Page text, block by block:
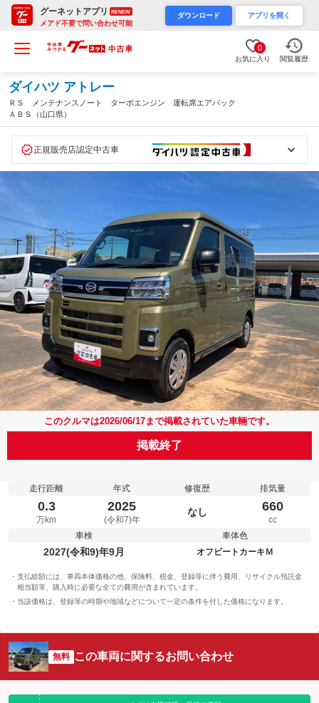
グーネットアプリ RENEW
メアド不要で問い合わせ可能
ダウンロード アプリを開く
0
お気に入り 閲覧履歴
ダイハツ アトレー
ＲＳ メンテナンスノート ターボエンジン 運転席エアバック
ＡＢＳ（山口県）
正規販売店認定中古車
このクルマは2026/06/17まで掲載されていた車輛です。
掲載終了
走行距離
0.3
万km
年式
2025
(令和7)年
修復歴
なし
排気量
660
cc
車検
2027(令和9)年9月
車体色
オフビートカーキＭ
支払総額には、車両本体価格の他、保険料、税金、登録等に伴う費用、リサイクル預託金
相当額等、購入時に必要な全ての費用が含まれています。
当該価格は、登録等の時期や地域などについて一定の条件を付した価格になります。
無料 この車両に関するお問い合わせ